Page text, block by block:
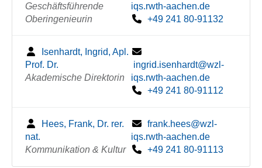
Geschäftsführende
Oberingenieurin
iqs.rwth-aachen.de
+49 241 80-91132
Isenhardt, Ingrid, Apl.
Prof. Dr.
Akademische Direktorin
ingrid.isenhardt@wzl-
iqs.rwth-aachen.de
+49 241 80-91112
Hees, Frank, Dr. rer.
nat.
Kommunikation & Kultur
frank.hees@wzl-
iqs.rwth-aachen.de
+49 241 80-91113